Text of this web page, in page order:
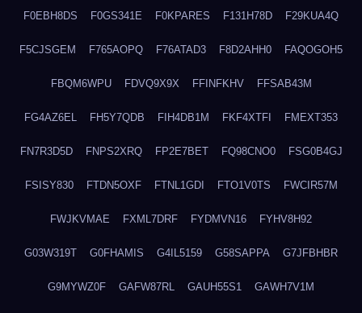
F0EBH8DS F0GS341E F0KPARES F131H78D F29KUA4Q
F5CJSGEM F765AOPQ F76ATAD3 F8D2AHH0 FAQOGOH5
FBQM6WPU FDVQ9X9X FFINFKHV FFSAB43M
FG4AZ6EL FH5Y7QDB FIH4DB1M FKF4XTFI FMEXT353
FN7R3D5D FNPS2XRQ FP2E7BET FQ98CNO0 FSG0B4GJ
FSISY830 FTDN5OXF FTNL1GDI FTO1V0TS FWCIR57M
FWJKVMAE FXML7DRF FYDMVN16 FYHV8H92
G03W319T G0FHAMIS G4IL5159 G58SAPPA G7JFBHBR
G9MYWZ0F GAFW87RL GAUH55S1 GAWH7V1M